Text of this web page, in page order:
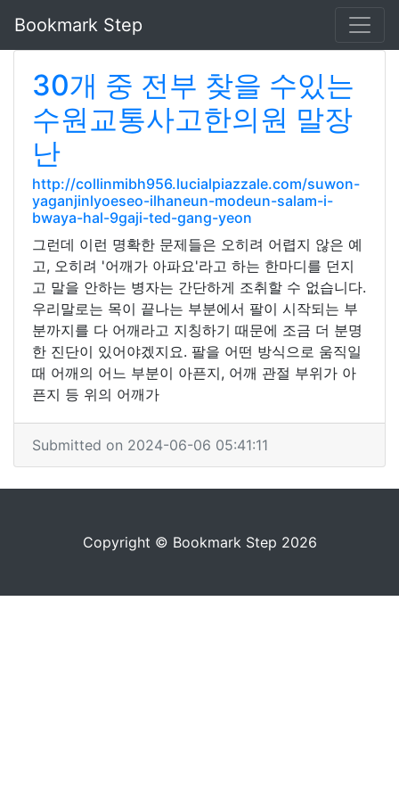
Bookmark Step
30개 중 전부 찾을 수있는
수원교통사고한의원 말장
난
http://collinmibh956.lucialpiazzale.com/suwon-
yaganjinlyoeseo-ilhaneun-modeun-salam-i-
bwaya-hal-9gaji-ted-gang-yeon
그런데 이런 명확한 문제들은 오히려 어렵지 않은 예
고, 오히려 '어깨가 아파요'라고 하는 한마디를 던지
고 말을 안하는 병자는 간단하게 조취할 수 없습니다.
우리말로는 목이 끝나는 부분에서 팔이 시작되는 부
분까지를 다 어깨라고 지칭하기 때문에 조금 더 분명
한 진단이 있어야겠지요. 팔을 어떤 방식으로 움직일
때 어깨의 어느 부분이 아픈지, 어깨 관절 부위가 아
픈지 등 위의 어깨가
Submitted on 2024-06-06 05:41:11
Copyright © Bookmark Step 2026